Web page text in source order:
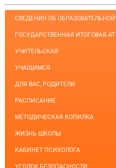
СВЕДЕНИЯ ОБ
ГОСУДАРСТВЕННАЯ ИТОГОВАЯ
УЧИТЕЛЬСКАЯ
УЧАЩИМСЯ
ДЛЯ ВАС, РОДИТЕЛИ
РАСПИСАНИЕ
МЕТОДИЧЕСКАЯ КОПИЛКА
ЖИЗНЬ ШКОЛЫ
КАБИНЕТ ПСИХОЛОГА
УГОЛОК БЕЗОПАСНОСТИ